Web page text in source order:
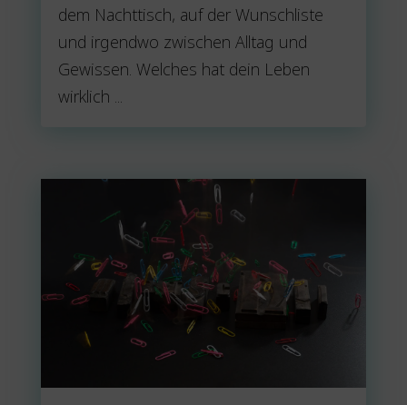
dem Nachttisch, auf der Wunschliste
und irgendwo zwischen Alltag und
Gewissen. Welches hat dein Leben
wirklich ...